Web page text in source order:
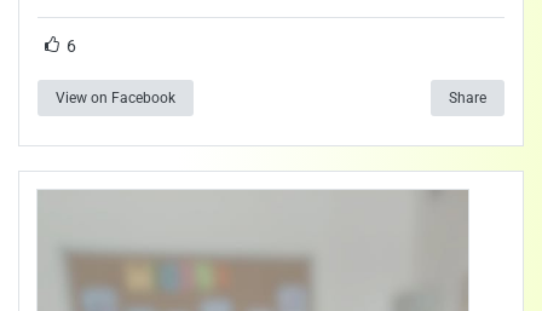
6
View on Facebook Share